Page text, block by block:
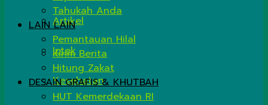
Artikel
Iptek
Kesehatan
Tahukah Anda
LAIN LAIN
Pemantauan Hilal
Kirim Berita
Hitung Zakat
DESAIN GRAFIS & KHUTBAH
HUT Kemerdekaan RI